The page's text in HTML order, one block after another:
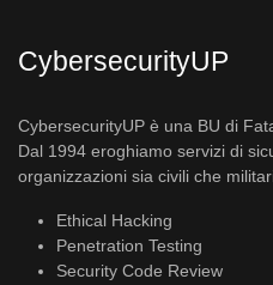
CybersecurityUP
CybersecurityUP è una BU di
Dal 1994 eroghiamo servizi di
organizzazioni sia civili che
Ethical Hacking
Penetration Testing
Security Code Review